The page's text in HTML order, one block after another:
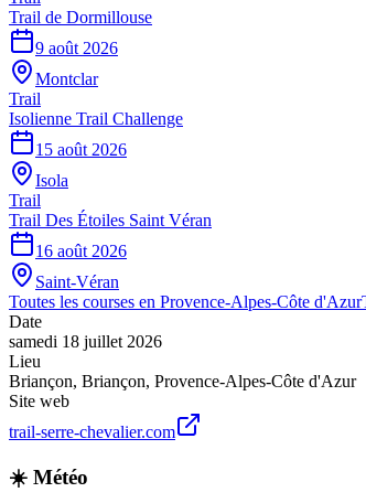
Trail de Dormillouse
9 août 2026
Montclar
Trail
Isolienne Trail Challenge
15 août 2026
Isola
Trail
Trail Des Étoiles Saint Véran
16 août 2026
Saint-Véran
Toutes les courses en Provence-Alpes-Côte d'Azur
Date
samedi 18 juillet 2026
Lieu
Briançon, Briançon, Provence-Alpes-Côte d'Azur
Site web
trail-serre-chevalier.com
☀️ Météo